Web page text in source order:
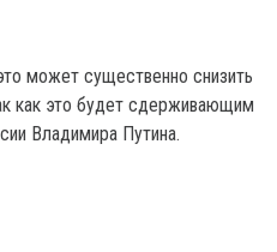
может существенно снизить
как это будет сдерживающим
Владимира Путина.